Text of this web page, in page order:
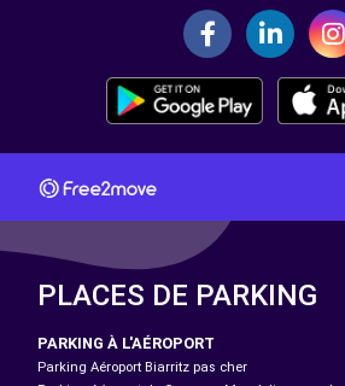
PLACES DE PARKING
PARKING À L'AÉROPORT
Parking Aéroport Biarritz pas cher